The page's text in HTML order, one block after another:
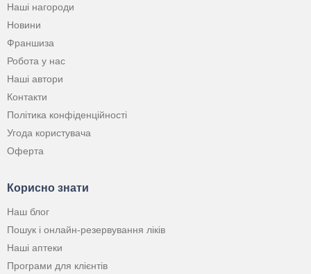
Наші нагороди
Новини
Франшиза
Робота у нас
Наші автори
Контакти
Політика конфіденційності
Угода користувача
Оферта
Корисно знати
Наш блог
Пошук і онлайн-резервування ліків
Наші аптеки
Програми для клієнтів